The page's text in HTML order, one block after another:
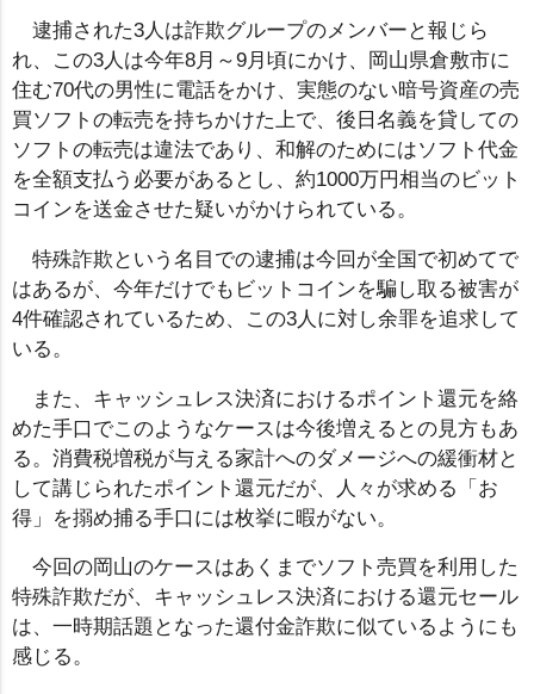
逮捕された3人は詐欺グループのメンバーと報じら
れ、この3人は今年8月～9月頃にかけ、岡山県倉敷市に
住む70代の男性に電話をかけ、実態のない暗号資産の売
買ソフトの転売を持ちかけた上で、後日名義を貸しての
ソフトの転売は違法であり、和解のためにはソフト代金
を全額支払う必要があるとし、約1000万円相当のビット
コインを送金させた疑いがかけられている。
特殊詐欺という名目での逮捕は今回が全国で初めてで
はあるが、今年だけでもビットコインを騙し取る被害が
4件確認されているため、この3人に対し余罪を追求して
いる。
また、キャッシュレス決済におけるポイント還元を絡
めた手口でこのようなケースは今後増えるとの見方もあ
る。消費税増税が与える家計へのダメージへの緩衝材と
して講じられたポイント還元だが、人々が求める「お
得」を搦め捕る手口には枚挙に暇がない。
今回の岡山のケースはあくまでソフト売買を利用した
特殊詐欺だが、キャッシュレス決済における還元セール
は、一時期話題となった還付金詐欺に似ているようにも
感じる。